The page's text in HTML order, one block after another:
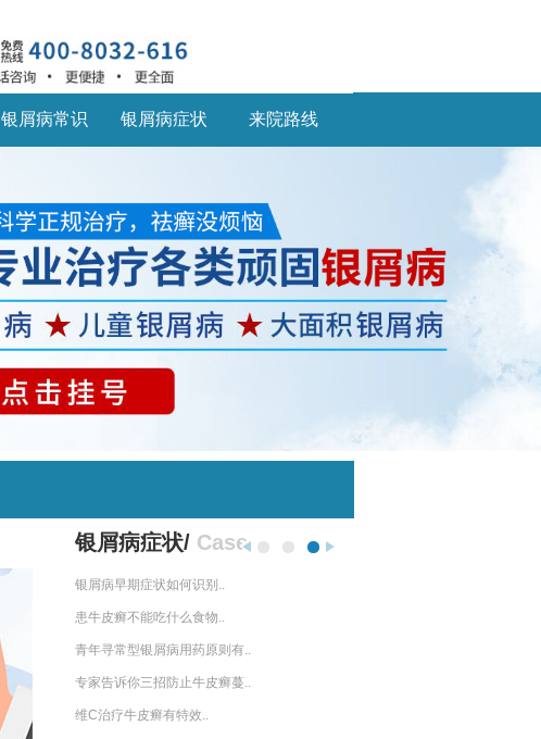
银屑病常识 银屑病症状 来院路线
银屑病症状/ Case
银屑病早期症状如何识别..
患牛皮癣不能吃什么食物..
青年寻常型银屑病用药原则有..
专家告诉你三招防止牛皮癣蔓..
维C治疗牛皮癣有特效..